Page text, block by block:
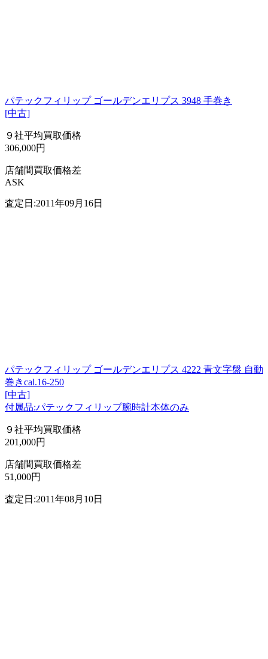
パテックフィリップ ゴールデンエリプス 3948 手巻き
[中古]
９社平均買取価格
306,000円
店舗間買取価格差
ASK
査定日:2011年09月16日
パテックフィリップ ゴールデンエリプス 4222 青文字盤 自動
巻きcal.16-250
[中古]
付属品:パテックフィリップ腕時計本体のみ
９社平均買取価格
201,000円
店舗間買取価格差
51,000円
査定日:2011年08月10日